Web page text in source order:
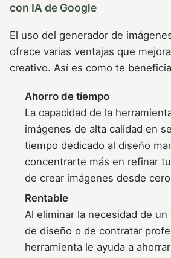
con IA de Google
El uso del generador de
ofrece varias ventajas que
creativo. Así es como te
Ahorro de tiempo
La capacidad de la
imágenes de alta calidad en
tiempo dedicado al diseño
concentrarte más en refinar
de crear imágenes desde
Rentable
Al eliminar la necesidad de
de diseño o de contratar
herramienta le ayuda a